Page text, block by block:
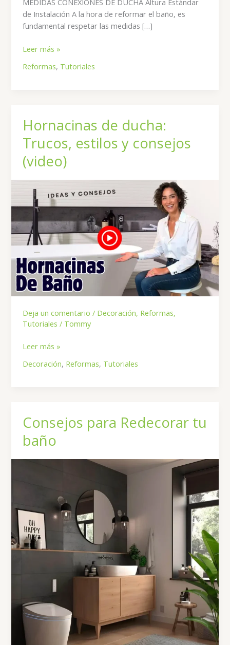
de Instalación ​A la hora de reformar el baño, es
fundamental respetar las medidas […]
Estas
las
los
Elementos
de
una
Ducha
Leer más »
Reformas, Tutoriales
Hornacinas de ducha:
Trucos, estilos y consejos
(video)
Deja un comentario / Decoración, Reformas,
Tutoriales / Tommy
Hornacinas
ducha:
consejos
(video)
Leer más »
Decoración, Reformas, Tutoriales
Consejos para Redecorar tu
baño